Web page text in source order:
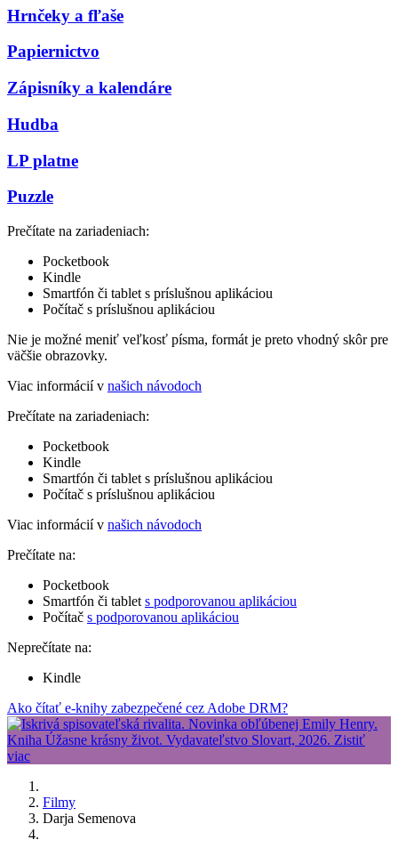
Hrnčeky a fľaše
Papiernictvo
Zápisníky a kalendáre
Hudba
LP platne
Puzzle
Prečítate na zariadeniach:
Pocketbook
Kindle
Smartfón či tablet s príslušnou aplikáciou
Počítač s príslušnou aplikáciou
Nie je možné meniť veľkosť písma, formát je preto vhodný skôr pre
väčšie obrazovky.
Viac informácií v našich návodoch
Prečítate na zariadeniach:
Pocketbook
Kindle
Smartfón či tablet s príslušnou aplikáciou
Počítač s príslušnou aplikáciou
Viac informácií v našich návodoch
Prečítate na:
Pocketbook
Smartfón či tablet s podporovanou aplikáciou
Počítač s podporovanou aplikáciou
Neprečítate na:
Kindle
Ako čítať e-knihy zabezpečené cez Adobe DRM?
Filmy
Darja Semenova